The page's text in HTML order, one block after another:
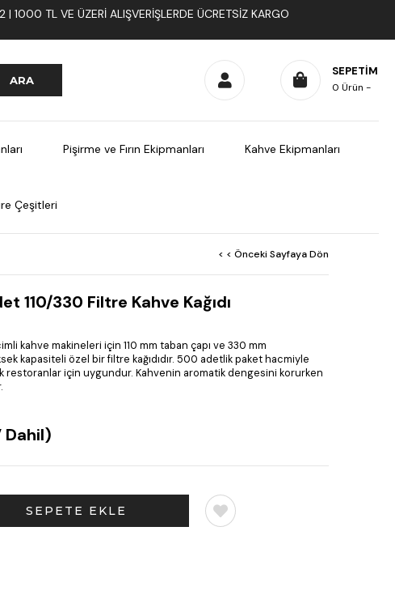
1000 TL VE ÜZERI ALIŞVERIŞLERDE ÜCRETSIZ KARGO
SEPETIM
0 Ürün
Pişirme ve Fırın Ekipmanları Kahve Ekipmanları
Çeşitleri
< < Önceki Sayfaya Dön
110/330 Filtre Kahve Kağıdı
kahve makineleri için 110 mm taban çapı ve 330 mm
kapasiteli özel bir filtre kağıdıdır. 500 adetlik paket hacmiyle
restoranlar için uygundur. Kahvenin aromatik dengesini korurken
Dahil)